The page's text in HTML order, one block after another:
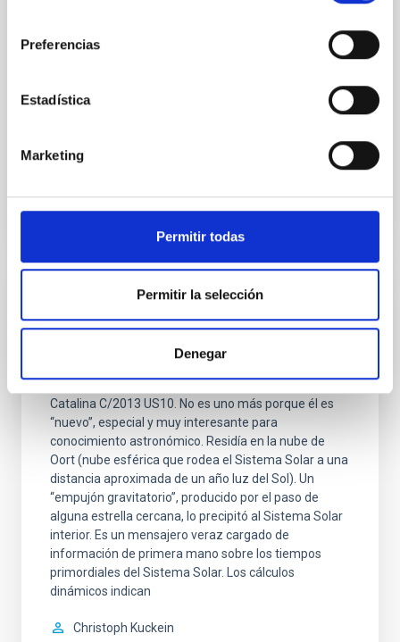
Preferencias
Estadística
Marketing
Permitir todas
Permitir la selección
Denegar
astronómico, condiciona todavía hoy nuestra agenda.
Si nos parece que la Semana Santa cae demasiado
un poco de historia para saber la
Fecha de publicación
Catalina, el cometa errante
Si hace un año por las mismas fechas era Lovejoy
(ver nota prensa IAC) ahora, el cometa de Navidad es
Catalina C/2013 US10. No es uno más porque él es
“nuevo”, especial y muy interesante para
conocimiento astronómico. Residía en la nube de
Oort (nube esférica que rodea el Sistema Solar a una
distancia aproximada de un año luz del Sol). Un
“empujón gravitatorio”, producido por el paso de
alguna estrella cercana, lo precipitó al Sistema Solar
interior. Es un mensajero veraz cargado de
información de primera mano sobre los tiempos
primordiales del Sistema Solar. Los cálculos
dinámicos indican
Christoph Kuckein